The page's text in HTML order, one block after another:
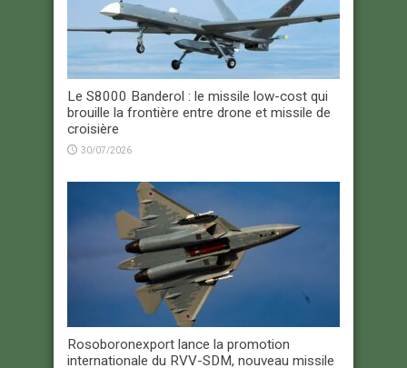
Le S8000 Banderol : le missile low-cost qui
brouille la frontière entre drone et missile de
croisière
30/07/2026
Rosoboronexport lance la promotion
internationale du RVV-SDM, nouveau missile